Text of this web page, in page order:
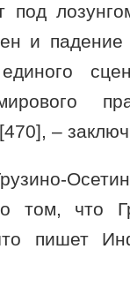
и
–
том, что
пишет